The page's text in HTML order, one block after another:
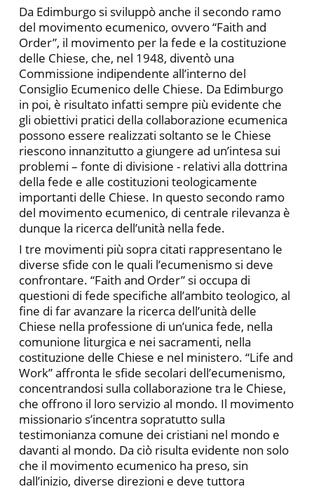
Da Edimburgo si sviluppò anche il secondo ramo
del movimento ecumenico, ovvero “Faith and
Order”, il movimento per la fede e la costituzione
delle Chiese, che, nel 1948, diventò una
Commissione indipendente all’interno del
Consiglio Ecumenico delle Chiese. Da Edimburgo
in poi, è risultato infatti sempre più evidente che
gli obiettivi pratici della collaborazione ecumenica
possono essere realizzati soltanto se le Chiese
riescono innanzitutto a giungere ad un’intesa sui
problemi – fonte di divisione - relativi alla dottrina
della fede e alle costituzioni teologicamente
importanti delle Chiese. In questo secondo ramo
del movimento ecumenico, di centrale rilevanza è
dunque la ricerca dell’unità nella fede.
I tre movimenti più sopra citati rappresentano le
diverse sfide con le quali l’ecumenismo si deve
confrontare. “Faith and Order” si occupa di
questioni di fede specifiche all’ambito teologico, al
fine di far avanzare la ricerca dell’unità delle
Chiese nella professione di un’unica fede, nella
comunione liturgica e nei sacramenti, nella
costituzione delle Chiese e nel ministero. “Life and
Work” affronta le sfide secolari dell’ecumenismo,
concentrandosi sulla collaborazione tra le Chiese,
che offrono il loro servizio al mondo. Il movimento
missionario s’incentra sopratutto sulla
testimonianza comune dei cristiani nel mondo e
davanti al mondo. Da ciò risulta evidente non solo
che il movimento ecumenico ha preso, sin
dall’inizio, diverse direzioni e deve tuttora